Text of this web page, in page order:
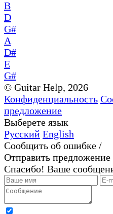
B
D
G#
A
D#
E
G#
© Guitar Help, 2026
Конфиденциальность
предложение
Выберете язык
Русский English
Сообщить об ошибке /
Отправить предложение
Спасибо! Ваше